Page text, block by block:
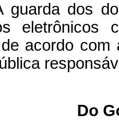
dos
eletrônicos
acordo com
Do